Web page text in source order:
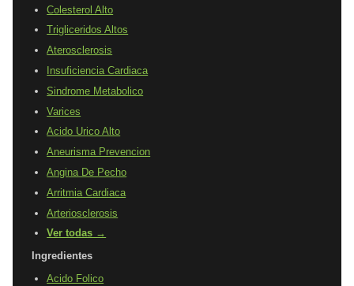
Colesterol Alto
Trigliceridos Altos
Aterosclerosis
Insuficiencia Cardiaca
Sindrome Metabolico
Varices
Acido Urico Alto
Aneurisma Prevencion
Angina De Pecho
Arritmia Cardiaca
Arteriosclerosis
Ver todas →
Ingredientes
Acido Folico